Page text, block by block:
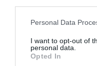
Please note that this
not limited to your visit
grant or deny consent to
use your data for below
Personal Data
I want to opt-out of
personal data.
Opted In
επαναφέρει τη ροή
Νάξος: Καλύτερη η